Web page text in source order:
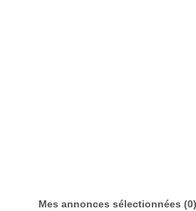
Mes annonces sélectionnées (0)